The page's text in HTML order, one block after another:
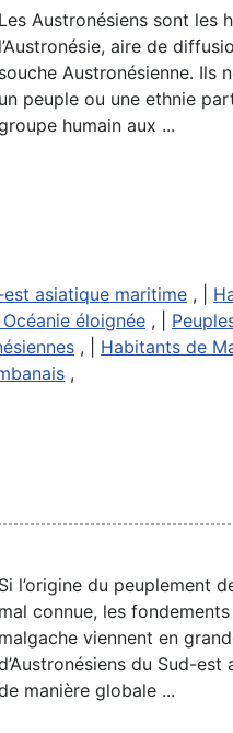
Les Austronésiens sont les
l’Austronésie, aire de
souche Austronésienne. Ils
un peuple ou une ethnie
humain aux ...
asiatique maritime , |
éloignée , |
, | Habitants de
,
Si l’origine du peuplement
mal connue, les
malgache viennent en
du Sud-est
manière globale ...